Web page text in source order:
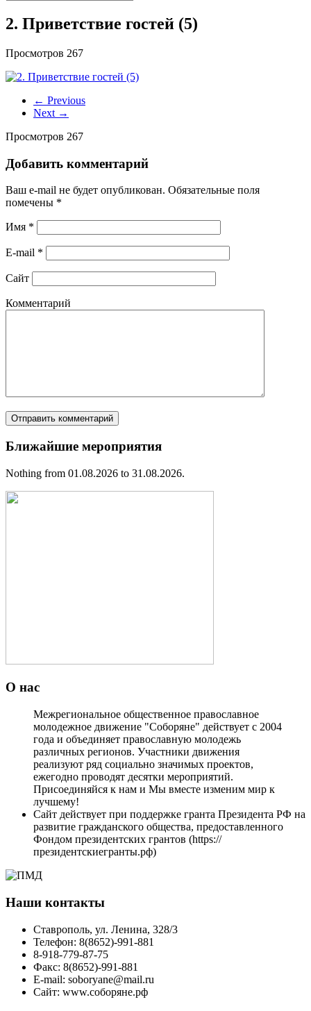
2. Приветствие гостей (5)
Просмотров 267
← Previous
Next →
Просмотров 267
Добавить комментарий
Ваш e-mail не будет опубликован. Обязательные поля
помечены *
Имя *
E-mail *
Сайт
Комментарий
Ближайшие мероприятия
Nothing from 01.08.2026 to 31.08.2026.
О нас
Межрегиональное общественное православное
молодежное движение "Соборяне" действует с 2004
года и объединяет православную молодежь
различных регионов. Участники движения
реализуют ряд социально значимых проектов,
ежегодно проводят десятки мероприятий.
Присоединяйся к нам и Мы вместе изменим мир к
лучшему!
Сайт действует при поддержке гранта Президента РФ на
развитие гражданского общества, предоставленного
Фондом президентских грантов (https://
президентскиегранты.рф)
Наши контакты
Ставрополь, ул. Ленина, 328/3
Телефон: 8(8652)-991-881
8-918-779-87-75
Факс: 8(8652)-991-881
E-mail: soboryane@mail.ru
Сайт: www.соборяне.рф